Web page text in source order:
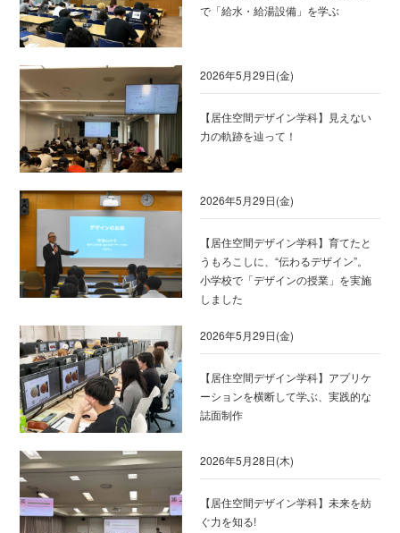
で「給水・給湯設備」を学ぶ
2026年5月29日(金)
【居住空間デザイン学科】見えない
力の軌跡を辿って！
2026年5月29日(金)
【居住空間デザイン学科】育てたと
うもろこしに、“伝わるデザイン”。
小学校で「デザインの授業」を実施
しました
2026年5月29日(金)
【居住空間デザイン学科】アプリケ
ーションを横断して学ぶ、実践的な
誌面制作
2026年5月28日(木)
【居住空間デザイン学科】未来を紡
ぐ力を知る!